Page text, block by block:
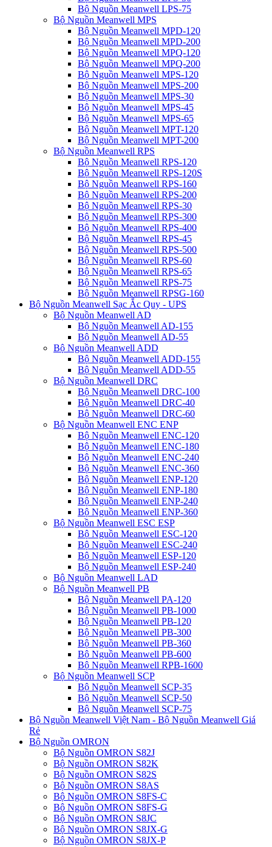
Bộ Nguồn Meanwell LPS-75
Bộ Nguồn Meanwell MPS
Bộ Nguồn Meanwell MPD-120
Bộ Nguồn Meanwell MPD-200
Bộ Nguồn Meanwell MPQ-120
Bộ Nguồn Meanwell MPQ-200
Bộ Nguồn Meanwell MPS-120
Bộ Nguồn Meanwell MPS-200
Bộ Nguồn Meanwell MPS-30
Bộ Nguồn Meanwell MPS-45
Bộ Nguồn Meanwell MPS-65
Bộ Nguồn Meanwell MPT-120
Bộ Nguồn Meanwell MPT-200
Bộ Nguồn Meanwell RPS
Bộ Nguồn Meanwell RPS-120
Bộ Nguồn Meanwell RPS-120S
Bộ Nguồn Meanwell RPS-160
Bộ Nguồn Meanwell RPS-200
Bộ Nguồn Meanwell RPS-30
Bộ Nguồn Meanwell RPS-300
Bộ Nguồn Meanwell RPS-400
Bộ Nguồn Meanwell RPS-45
Bộ Nguồn Meanwell RPS-500
Bộ Nguồn Meanwell RPS-60
Bộ Nguồn Meanwell RPS-65
Bộ Nguồn Meanwell RPS-75
Bộ Nguồn Meanwell RPSG-160
Bộ Nguồn Meanwell Sạc Ắc Quy - UPS
Bộ Nguồn Meanwell AD
Bộ Nguồn Meanwell AD-155
Bộ Nguồn Meanwell AD-55
Bộ Nguồn Meanwell ADD
Bộ Nguồn Meanwell ADD-155
Bộ Nguồn Meanwell ADD-55
Bộ Nguồn Meanwell DRC
Bộ Nguồn Meanwell DRC-100
Bộ Nguồn Meanwell DRC-40
Bộ Nguồn Meanwell DRC-60
Bộ Nguồn Meanwell ENC ENP
Bộ Nguồn Meanwell ENC-120
Bộ Nguồn Meanwell ENC-180
Bộ Nguồn Meanwell ENC-240
Bộ Nguồn Meanwell ENC-360
Bộ Nguồn Meanwell ENP-120
Bộ Nguồn Meanwell ENP-180
Bộ Nguồn Meanwell ENP-240
Bộ Nguồn Meanwell ENP-360
Bộ Nguồn Meanwell ESC ESP
Bộ Nguồn Meanwell ESC-120
Bộ Nguồn Meanwell ESC-240
Bộ Nguồn Meanwell ESP-120
Bộ Nguồn Meanwell ESP-240
Bộ Nguồn Meanwell LAD
Bộ Nguồn Meanwell PB
Bộ Nguồn Meanwell PA-120
Bộ Nguồn Meanwell PB-1000
Bộ Nguồn Meanwell PB-120
Bộ Nguồn Meanwell PB-300
Bộ Nguồn Meanwell PB-360
Bộ Nguồn Meanwell PB-600
Bộ Nguồn Meanwell RPB-1600
Bộ Nguồn Meanwell SCP
Bộ Nguồn Meanwell SCP-35
Bộ Nguồn Meanwell SCP-50
Bộ Nguồn Meanwell SCP-75
Bộ Nguồn Meanwell Việt Nam - Bộ Nguồn Meanwell Giá
Rẻ
Bộ Nguồn OMRON
Bộ Nguồn OMRON S82J
Bộ Nguồn OMRON S82K
Bộ Nguồn OMRON S82S
Bộ Nguồn OMRON S8AS
Bộ Nguồn OMRON S8FS-C
Bộ Nguồn OMRON S8FS-G
Bộ Nguồn OMRON S8JC
Bộ Nguồn OMRON S8JX-G
Bộ Nguồn OMRON S8JX-P